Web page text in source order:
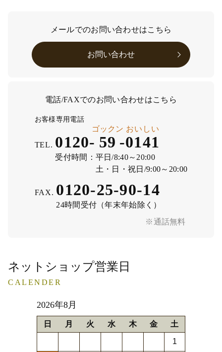
メールでのお問い合わせはこちら
お問い合わせ
電話/FAXでのお問い合わせはこちら
※通話無料
お客様専用電話
TEL. 0120- 59
ゴックン
-0141
おいしい
受付時間： 平日/8:40～20:00
土・日・祝日/9:00～20:00
FAX. 0120-25-90-14
24時間受付（年末年始除く）
ネットショップ営業日
CALENDER
2026年8月
日 月 火 水 木 金 土
1